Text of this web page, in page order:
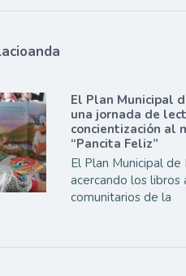
El Plan Municipal
una jornada de
concientización al
“Pancita Feliz”
El Plan Municipal
acercando los libros
comunitarios de la